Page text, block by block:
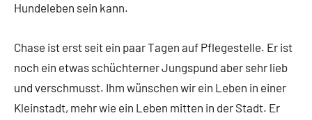
Hundeleben sein kann.
Chase ist erst seit ein paar Tagen auf Pflegestelle. Er ist
noch ein etwas schüchterner Jungspund aber sehr lieb
und verschmusst. Ihm wünschen wir ein Leben in einer
Kleinstadt, mehr wie ein Leben mitten in der Stadt. Er